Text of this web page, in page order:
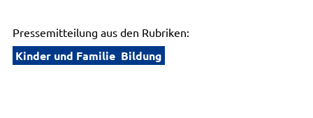
Pressemitteilung aus den Rubriken:
Kinder und Familie Bildung